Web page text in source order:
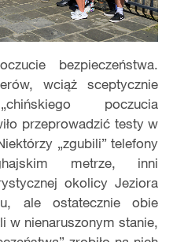
bezpieczeństwa.
wciąż sceptycznie
poczucia
przeprowadzić testy w
„zgubili” telefony
metrze, inni
okolicy Jeziora
ale ostatecznie obie
w nienaruszonym stanie,